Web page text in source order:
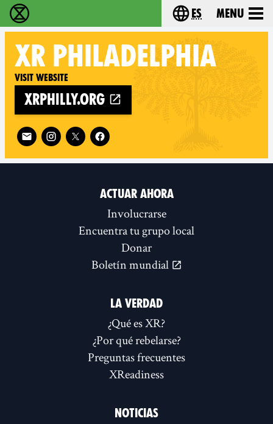
extinction rebellion - Home Choose your
es Menu
XR PHILADELPHIA
Visit website
xrphilly.org
Follow XR Philadelphia on
ACTUAR AHORA
Involucrarse
Encuentra tu grupo local
Donar
Boletín mundial
LA VERDAD
¿Qué es XR?
¿Por qué rebelarse?
Preguntas frecuentes
XReadiness
NOTICIAS